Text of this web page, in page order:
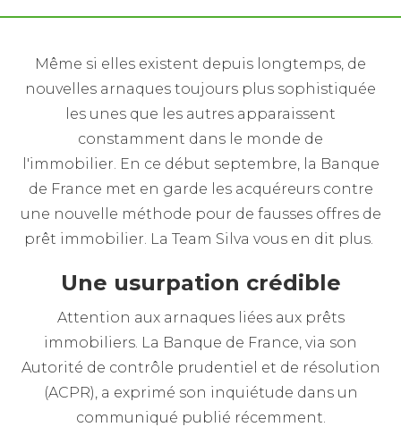
Même si elles existent depuis longtemps, de
nouvelles arnaques toujours plus sophistiquée
les unes que les autres apparaissent
constamment dans le monde de
l'immobilier. En ce début septembre, la Banque
de France met en garde les acquéreurs contre
une nouvelle méthode pour de fausses offres de
prêt immobilier. La Team Silva vous en dit plus.
Une usurpation crédible
Attention aux arnaques liées aux prêts
immobiliers. La Banque de France, via son
Autorité de contrôle prudentiel et de résolution
(ACPR), a exprimé son inquiétude dans un
communiqué publié récemment.